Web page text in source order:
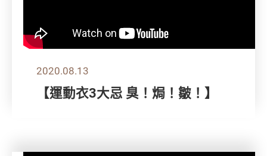
2020.08.13
【運動衣3大忌 臭！焗！皺！】